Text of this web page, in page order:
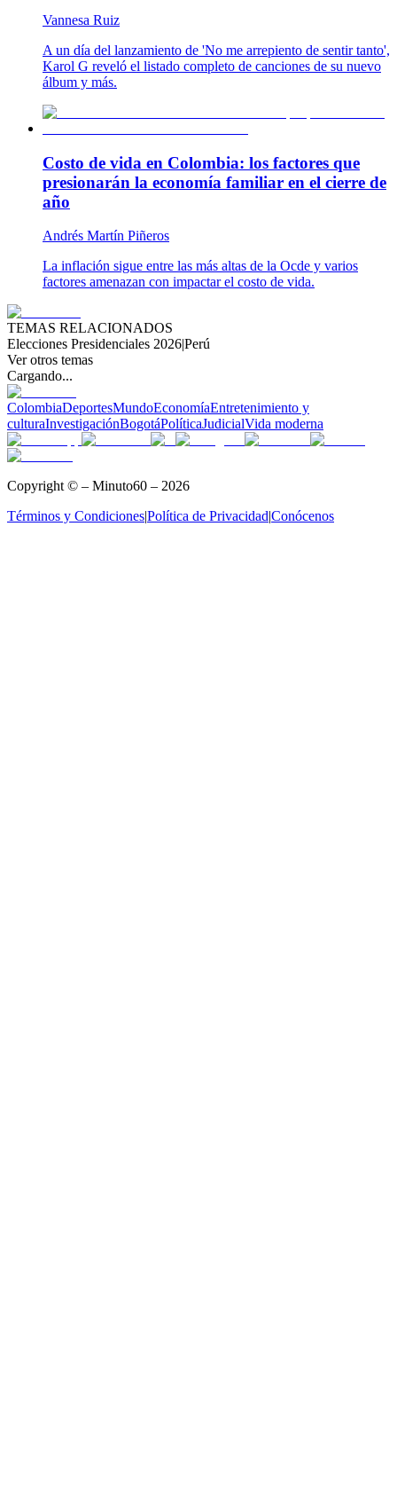
Vannesa Ruiz
A un día del lanzamiento de 'No me arrepiento de sentir tanto',
Karol G reveló el listado completo de canciones de su nuevo
álbum y más.
Costo de vida en Colombia: los factores que
presionarán la economía familiar en el cierre de
año
Andrés Martín Piñeros
La inflación sigue entre las más altas de la Ocde y varios
factores amenazan con impactar el costo de vida.
TEMAS RELACIONADOS
Elecciones Presidenciales 2026|Perú
Ver otros temas
Cargando...
ColombiaDeportesMundoEconomíaEntretenimiento y
culturaInvestigaciónBogotáPolíticaJudicialVida moderna
Copyright © – Minuto60 – 2026
Términos y Condiciones|Política de Privacidad|Conócenos